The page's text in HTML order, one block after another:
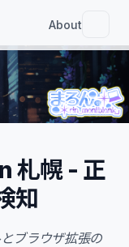
About
札幌 - 正
知
ブラウザ拡張の
幌 - 正規表現で